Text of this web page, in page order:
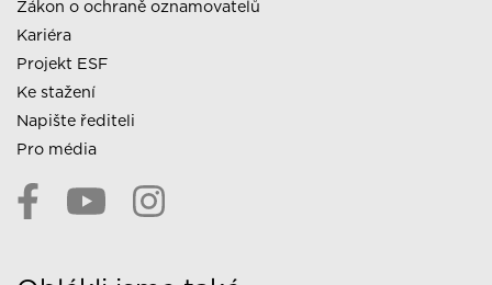
Zákon o ochraně oznamovatelů
Kariéra
Projekt ESF
Ke stažení
Napište řediteli
Pro média